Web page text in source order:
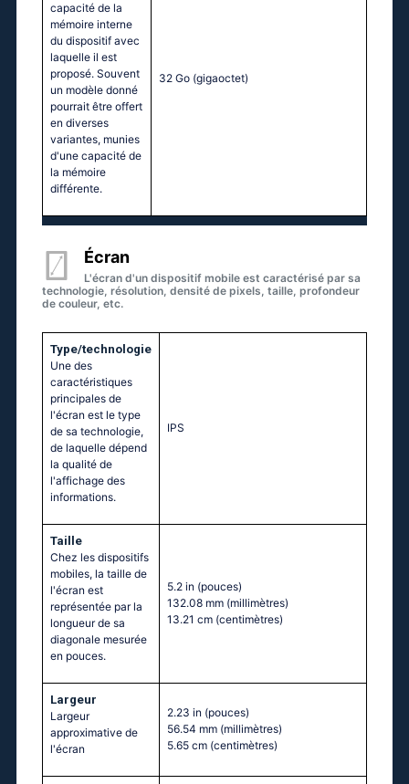
capacité de la
mémoire interne
du dispositif avec
laquelle il est
proposé. Souvent
un modèle donné
pourrait être offert
en diverses
variantes, munies
d'une capacité de
la mémoire
différente.
32 Go (gigaoctet)
Écran
L'écran d'un dispositif mobile est caractérisé par sa
technologie, résolution, densité de pixels, taille, profondeur
de couleur, etc.
Type/technologie
Une des
caractéristiques
principales de
l'écran est le type
de sa technologie,
de laquelle dépend
la qualité de
l'affichage des
informations.
IPS
Taille
Chez les dispositifs
mobiles, la taille de
l'écran est
représentée par la
longueur de sa
diagonale mesurée
en pouces.
5.2 in (pouces)
132.08 mm (millimètres)
13.21 cm (centimètres)
Largeur
Largeur
approximative de
l'écran
2.23 in (pouces)
56.54 mm (millimètres)
5.65 cm (centimètres)